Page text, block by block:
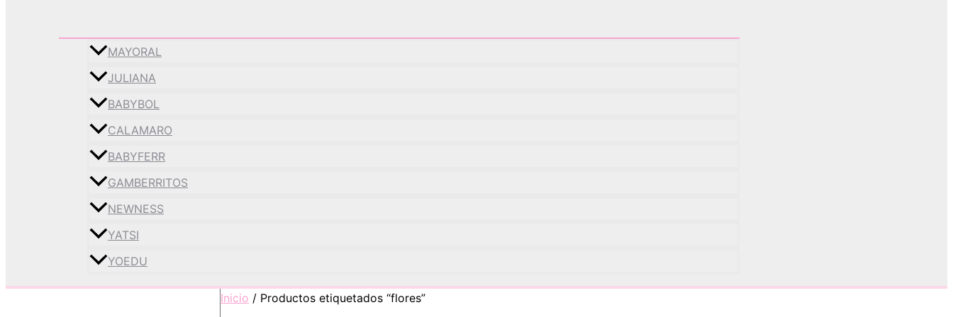
MAYORAL
JULIANA
BABYBOL
CALAMARO
BABYFERR
GAMBERRITOS
NEWNESS
YATSI
YOEDU
Inicio / Productos etiquetados “flores”